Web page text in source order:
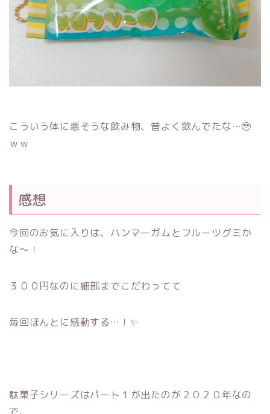
こういう体に悪そうな飲み物、昔よく飲んでたな…🥹
ｗｗ
感想
今回のお気に入りは、ハンマーガムとフルーツグミか
な～！
３００円なのに細部までこだわってて
毎回ほんとに感動する…！✨
駄菓子シリーズはパート１が出たのが２０２０年なの